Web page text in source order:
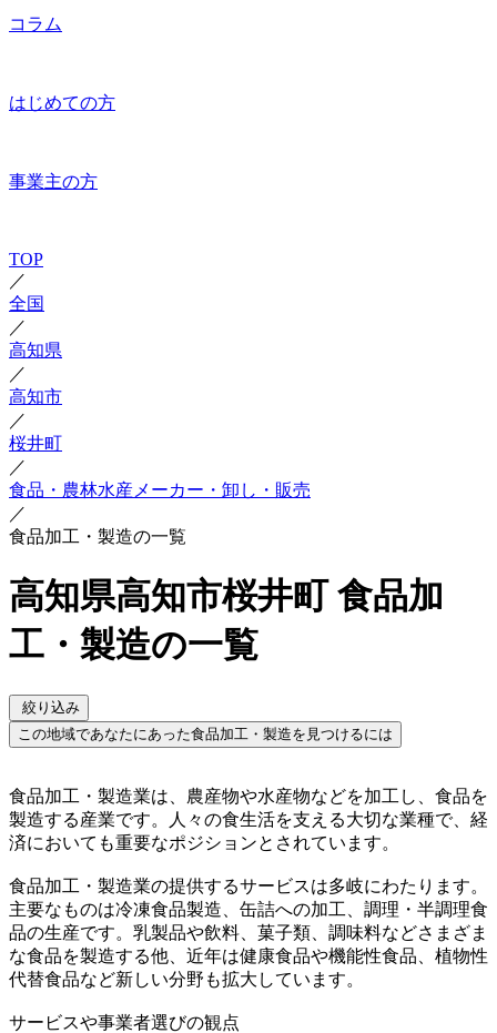
コラム
はじめての方
事業主の方
TOP
／
全国
／
高知県
／
高知市
／
桜井町
／
食品・農林水産メーカー・卸し・販売
／
食品加工・製造の一覧
高知県高知市桜井町 食品加
工・製造の一覧
絞り込み
この地域であなたにあった食品加工・製造を見つけるには
食品加工・製造業は、農産物や水産物などを加工し、食品を
製造する産業です。人々の食生活を支える大切な業種で、経
済においても重要なポジションとされています。
食品加工・製造業の提供するサービスは多岐にわたります。
主要なものは冷凍食品製造、缶詰への加工、調理・半調理食
品の生産です。乳製品や飲料、菓子類、調味料などさまざま
な食品を製造する他、近年は健康食品や機能性食品、植物性
代替食品など新しい分野も拡大しています。
サービスや事業者選びの観点